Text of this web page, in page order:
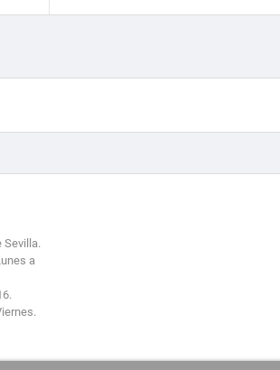
Sevilla.
a